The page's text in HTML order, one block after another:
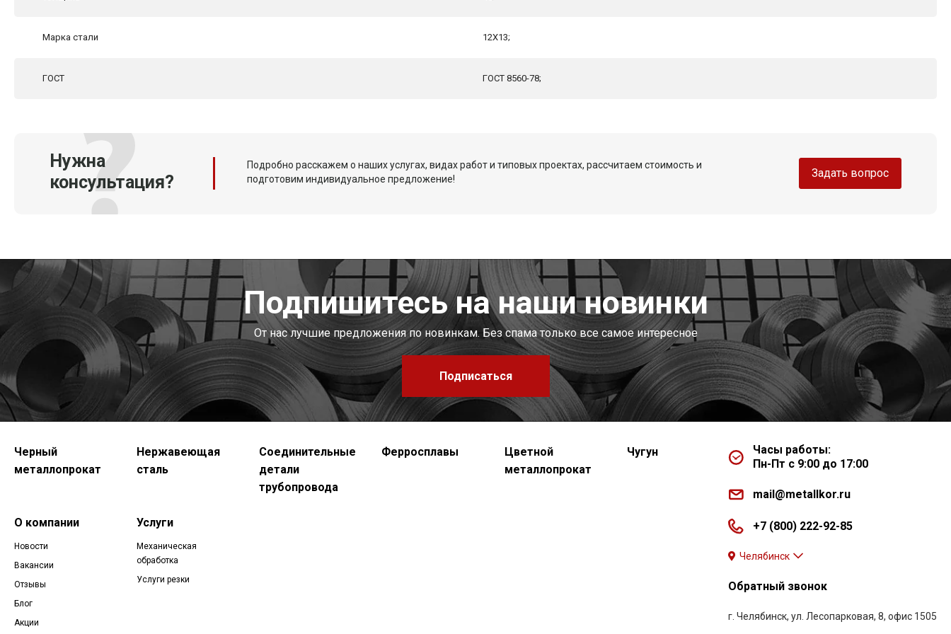
Марка стали 12Х13;
ГОСТ ГОСТ 8560-78;
Нужна
консультация?
Подробно расскажем о наших услугах, видах работ и типовых проектах, рассчитаем стоимость и
подготовим индивидуальное предложение!
Задать вопрос
Подпишитесь на наши новинки
От нас лучшие предложения по новинкам. Без спама только все самое интересное
Подписаться
Черный
металлопрокат
Нержавеющая
сталь
Соединительные
детали
трубопровода
Ферросплавы
Цветной
металлопрокат
Чугун
О компании
Новости
Вакансии
Отзывы
Блог
Акции
Услуги
Механическая
обработка
Услуги резки
Часы работы:
Пн-Пт с 9:00 до 17:00
mail@metallkor.ru
+7 (800) 222-92-85
Челябинск
Обратный звонок
г. Челябинск, ул. Лесопарковая, 8, офис 1505